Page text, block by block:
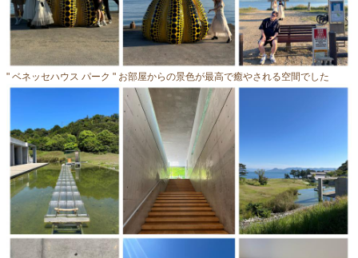
" ベネッセハウス パーク " お部屋からの景色が最高で癒やされる空間でした